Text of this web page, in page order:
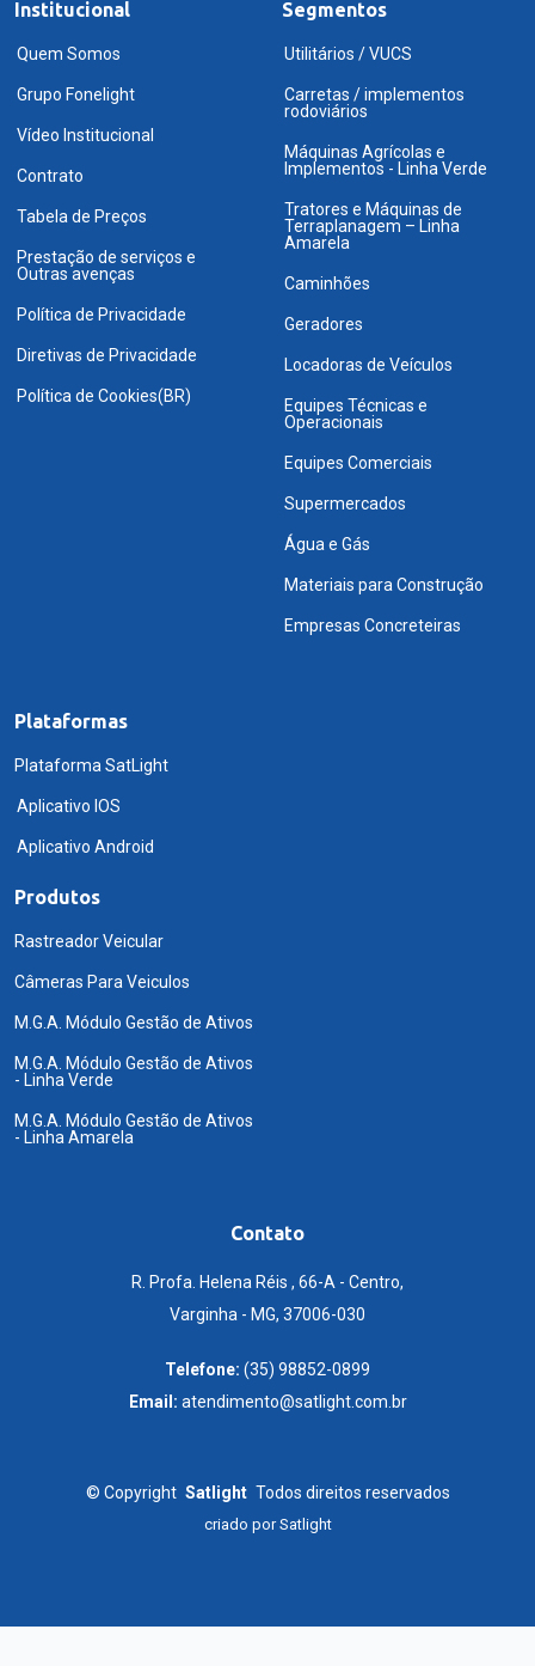
Institucional
Quem Somos
Grupo Fonelight
Vídeo Institucional
Contrato
Tabela de Preços
Prestação de serviços e
Outras avenças
Política de Privacidade
Diretivas de Privacidade
Política de Cookies(BR)
Segmentos
Utilitários / VUCS
Carretas / implementos
rodoviários
Máquinas Agrícolas e
Implementos - Linha Verde
Tratores e Máquinas de
Terraplanagem – Linha
Amarela
Caminhões
Geradores
Locadoras de Veículos
Equipes Técnicas e
Operacionais
Equipes Comerciais
Supermercados
Água e Gás
Materiais para Construção
Empresas Concreteiras
Plataformas
Plataforma SatLight
Aplicativo IOS
Aplicativo Android
Produtos
Rastreador Veicular
Câmeras Para Veiculos
M.G.A. Módulo Gestão de Ativos
M.G.A. Módulo Gestão de Ativos
- Linha Verde
M.G.A. Módulo Gestão de Ativos
- Linha Amarela
Contato
R. Profa. Helena Réis , 66-A - Centro,
Varginha - MG, 37006-030
Telefone: (35) 98852-0899
Email: atendimento@satlight.com.br
© Copyright Satlight Todos direitos reservados
criado porSatlight